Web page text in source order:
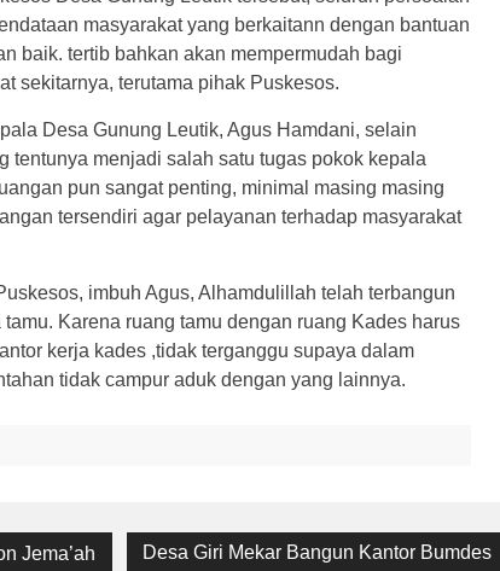
masyarakat yang berkaitann dengan bantuan
baik. tertib bahkan akan mempermudah bagi
sekitarnya, terutama pihak Puskesos.
Desa Gunung Leutik, Agus Hamdani, selain
tentunya menjadi salah satu tugas pokok kepala
pun sangat penting, minimal masing masing
tersendiri agar pelayanan terhadap masyarakat
imbuh Agus, Alhamdulillah telah terbangun
Karena ruang tamu dengan ruang Kades harus
kerja kades ,tidak terganggu supaya dalam
tidak campur aduk dengan yang lainnya.
Jema’ah
Next
Desa Giri Mekar Bangun Kantor Bumdes